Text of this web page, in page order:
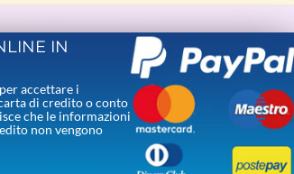
IN
accettare i
di credito o conto
che le informazioni
non vengono